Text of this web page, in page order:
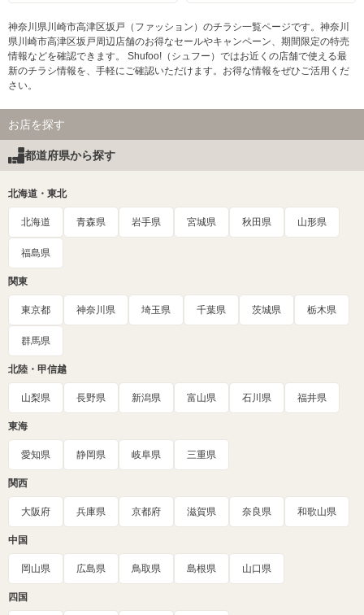
神奈川県川崎市高津区坂戸（ファッション）のチラシ一覧ページです。神奈川
県川崎市高津区坂戸周辺店舗のお得なセールやキャンペーン、期間限定の特売
情報などを確認できます。 Shufoo!（シュフー）ではお近くの店舗で使える最
新のチラシ情報を、手軽にご確認いただけます。お得な情報をぜひご活用くだ
さい。
お店を探す
都道府県から探す
北海道・東北
北海道 青森県 岩手県 宮城県 秋田県 山形県
福島県
関東
東京都 神奈川県 埼玉県 千葉県 茨城県 栃木県
群馬県
北陸・甲信越
山梨県 長野県 新潟県 富山県 石川県 福井県
東海
愛知県 静岡県 岐阜県 三重県
関西
大阪府 兵庫県 京都府 滋賀県 奈良県 和歌山県
中国
岡山県 広島県 鳥取県 島根県 山口県
四国